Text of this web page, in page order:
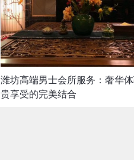
潍坊高端男士会所服务：奢华
贵享受的完美结合